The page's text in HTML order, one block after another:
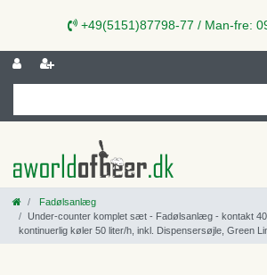
+49(5151)87798-77 / Man-fre:
Fadølsanlæg
Under-counter komplet sæt - Fadølsanlæg - kontakt
kontinuerlig køler 50 liter/h, inkl. Dispensersøjle, Green